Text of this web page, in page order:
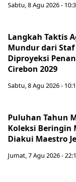
Sabtu, 8 Agu 2026 -
Langkah Taktis
Mundur dari
Diproyeksi
Cirebon 2029
Sabtu, 8 Agu 2026 -
Puluhan Tahun
Koleksi Beringin
Diakui Maestro
Jumat, 7 Agu 2026 -